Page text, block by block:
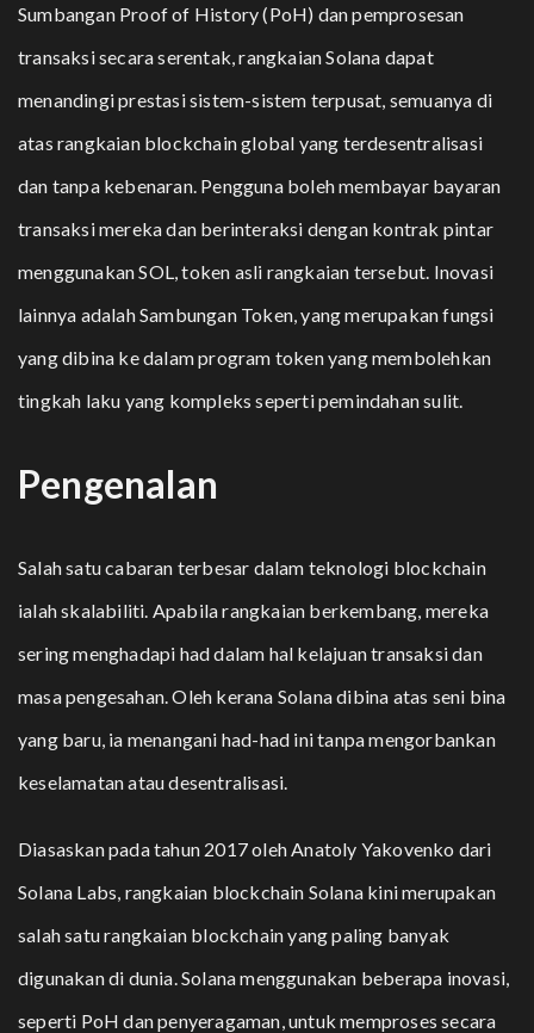
Sumbangan Proof of History (PoH) dan pemprosesan
transaksi secara serentak, rangkaian Solana dapat
menandingi prestasi sistem-sistem terpusat, semuanya di
atas rangkaian blockchain global yang terdesentralisasi
dan tanpa kebenaran. Pengguna boleh membayar bayaran
transaksi mereka dan berinteraksi dengan kontrak pintar
menggunakan SOL, token asli rangkaian tersebut. Inovasi
lainnya adalah Sambungan Token, yang merupakan fungsi
yang dibina ke dalam program token yang membolehkan
tingkah laku yang kompleks seperti pemindahan sulit.
Pengenalan
Salah satu cabaran terbesar dalam teknologi blockchain
ialah skalabiliti. Apabila rangkaian berkembang, mereka
sering menghadapi had dalam hal kelajuan transaksi dan
masa pengesahan. Oleh kerana Solana dibina atas seni bina
yang baru, ia menangani had-had ini tanpa mengorbankan
keselamatan atau desentralisasi.
Diasaskan pada tahun 2017 oleh Anatoly Yakovenko dari
Solana Labs, rangkaian blockchain Solana kini merupakan
salah satu rangkaian blockchain yang paling banyak
digunakan di dunia. Solana menggunakan beberapa inovasi,
seperti PoH dan penyeragaman, untuk memproses secara